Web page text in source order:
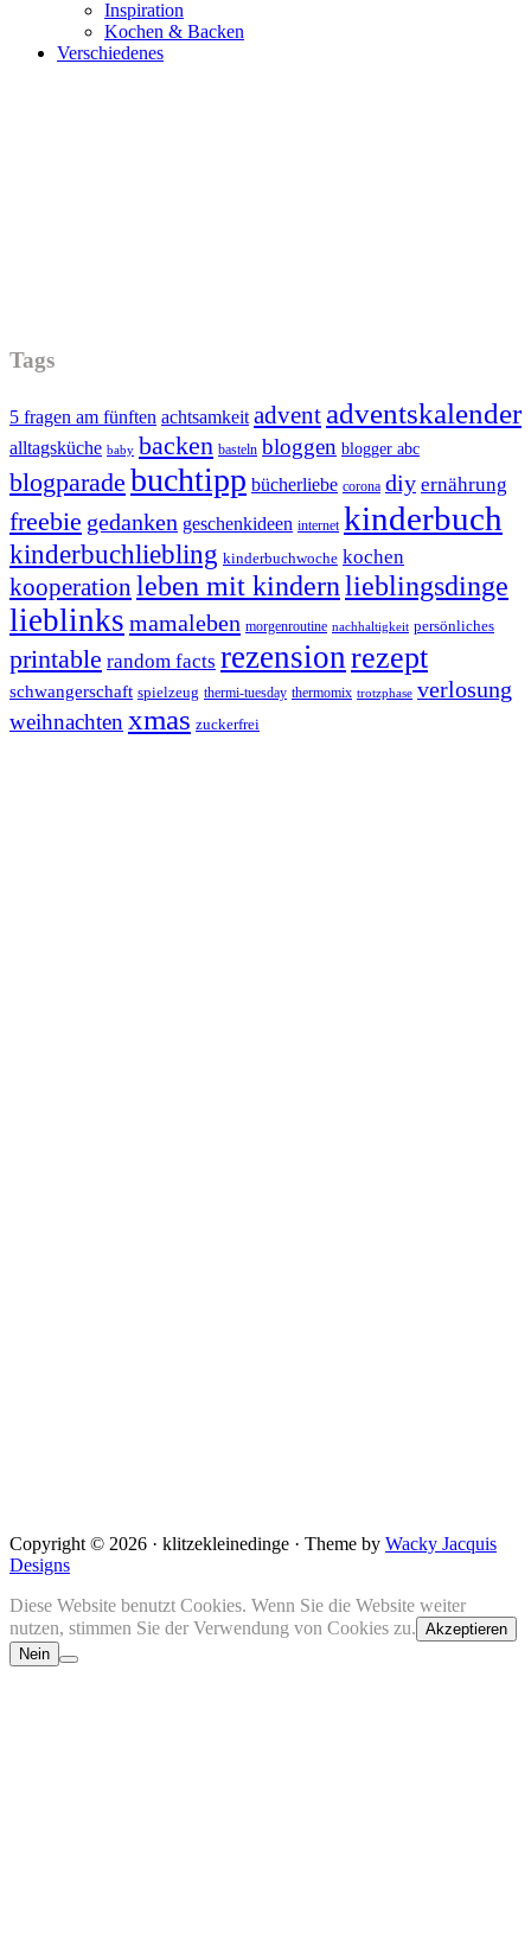
Inspiration
Kochen & Backen
Verschiedenes
Tags
5 fragen am fünften achtsamkeit advent adventskalender
alltagsküche baby backen basteln bloggen blogger abc
blogparade buchtipp bücherliebe corona diy ernährung
freebie gedanken geschenkideen internet kinderbuch
kinderbuchliebling kinderbuchwoche kochen
kooperation leben mit kindernlieblingsdinge
lieblinks mamaleben morgenroutine nachhaltigkeit persönliches
printable random facts rezension rezept
schwangerschaft spielzeug thermi-tuesday thermomix trotzphase verlosung
weihnachten xmas zuckerfrei
Copyright © 2026 · klitzekleinedinge · Theme by Wacky Jacquis
Designs
Diese Website benutzt Cookies. Wenn Sie die Website weiter
nutzen, stimmen Sie der Verwendung von Cookies zu. Akzeptieren
Nein